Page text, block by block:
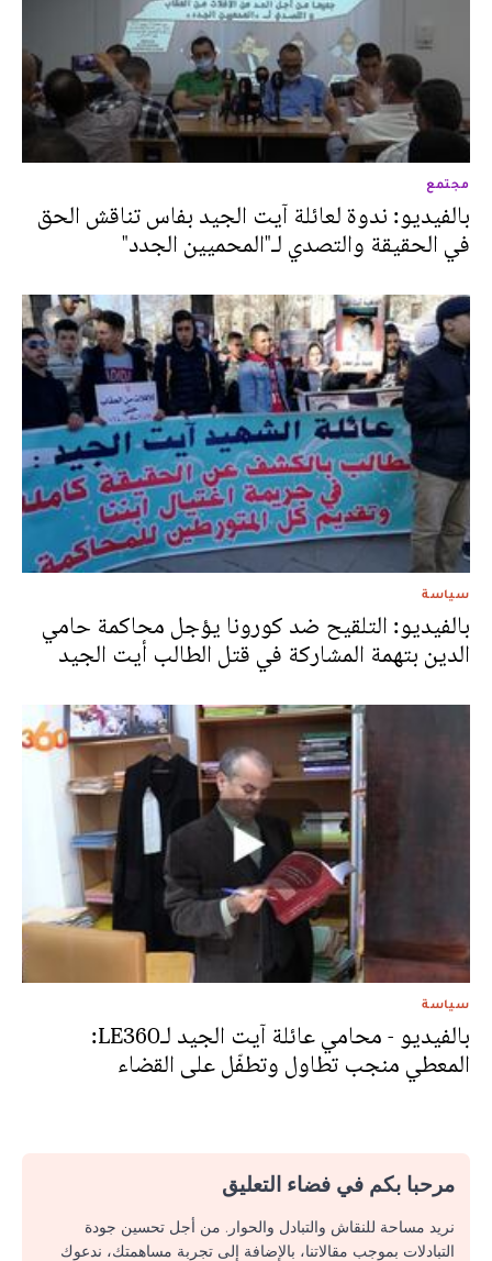
مجتمع
بالفيديو: ندوة لعائلة آيت الجيد بفاس تناقش الحق
في الحقيقة والتصدي لـ"المحميين الجدد"
سياسة
بالفيديو: التلقيح ضد كورونا يؤجل محاكمة حامي
الدين بتهمة المشاركة في قتل الطالب أيت الجيد
سياسة
بالفيديو - محامي عائلة آيت الجيد لـLE360:
المعطي منجب تطاول وتطفّل على القضاء
مرحبا بكم في فضاء التعليق
نريد مساحة للنقاش والتبادل والحوار. من أجل تحسين جودة
التبادلات بموجب مقالاتنا، بالإضافة إلى تجربة مساهمتك، ندعوك